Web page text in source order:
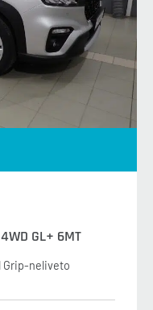
GL+ 6MT
Grip-neliveto